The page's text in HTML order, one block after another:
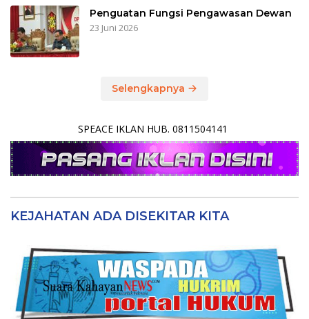
Penguatan Fungsi Pengawasan Dewan
23 Juni 2026
Selengkapnya
SPEACE IKLAN HUB. 0811504141
KEJAHATAN ADA DISEKITAR KITA